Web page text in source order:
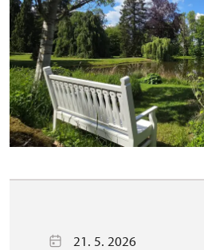
21. 5. 2026